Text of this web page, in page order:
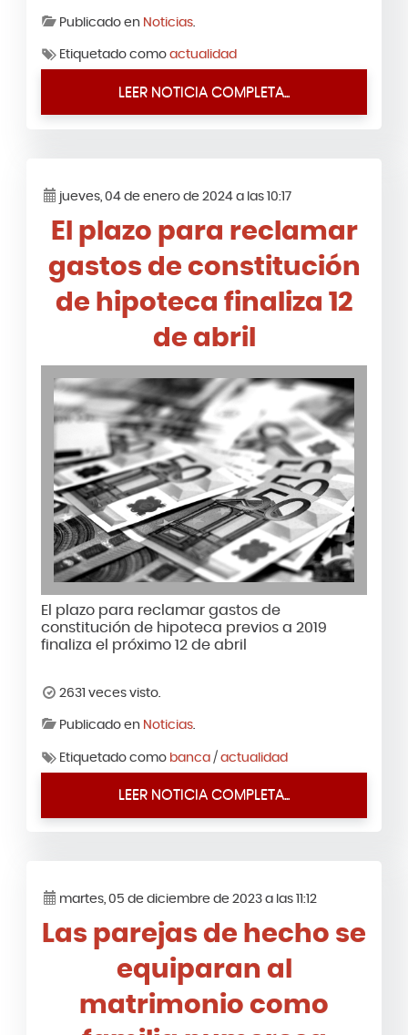
Publicado en Noticias.
Etiquetado como actualidad
LEER NOTICIA COMPLETA...
jueves, 04 de enero de 2024 a las 10:17
El plazo para reclamar
gastos de constitución
de hipoteca finaliza 12
de abril
El plazo para reclamar gastos de
constitución de hipoteca previos a 2019
finaliza el próximo 12 de abril
2631 veces visto.
Publicado en Noticias.
Etiquetado como banca/ actualidad
LEER NOTICIA COMPLETA...
martes, 05 de diciembre de 2023 a las 11:12
Las parejas de hecho se
equiparan al
matrimonio como